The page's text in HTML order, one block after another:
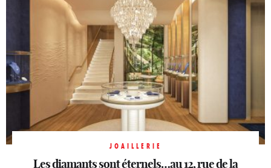
JOAILLERIE
Les diamants sont éternels…au 12, rue de la
JOAILLERIE
JOAILLERIE
Sahag Arslanian ouvre sa première boutique